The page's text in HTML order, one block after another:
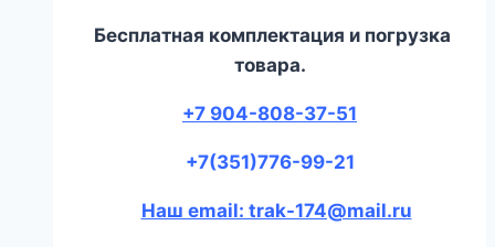
Бесплатная комплектация и погрузка
товара.
+7 904-808-37-51
+7(351)776-99-21
Наш email: trak-174@mail.ru